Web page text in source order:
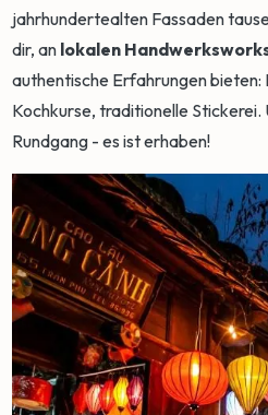
jahrhundertealten Fassaden
dir, an lokalen
authentische Erfahrungen
Kochkurse, traditionelle Stickerei.
Rundgang - es ist erhaben!